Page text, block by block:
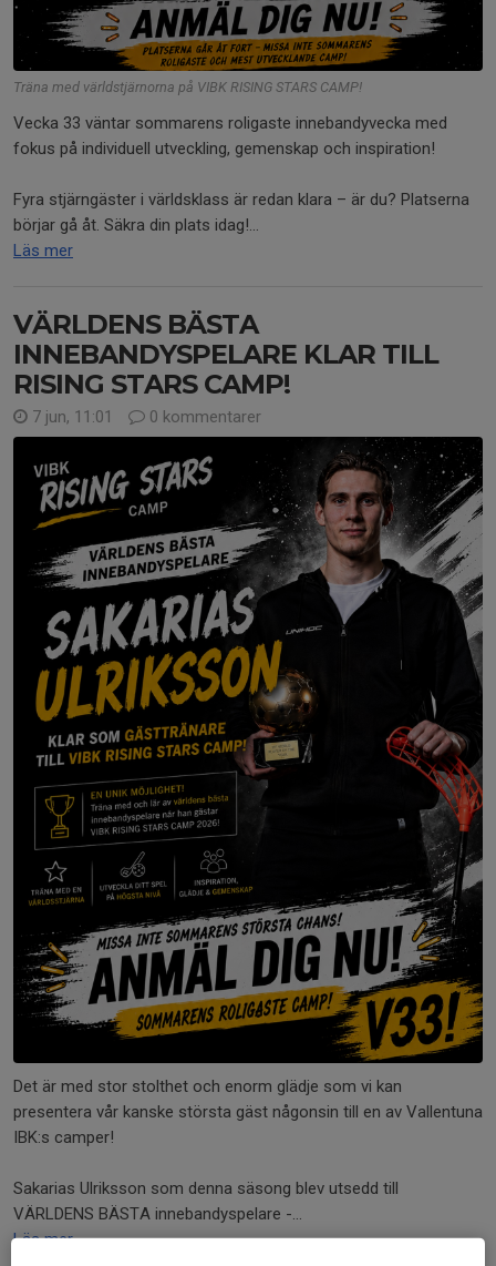
Träna med världstjärnorna på VIBK RISING STARS CAMP!
Vecka 33 väntar sommarens roligaste innebandyvecka med
fokus på individuell utveckling, gemenskap och inspiration!
Fyra stjärngäster i världsklass är redan klara – är du? Platserna
börjar gå åt. Säkra din plats idag!...
Läs mer
VÄRLDENS BÄSTA
INNEBANDYSPELARE KLAR TILL
RISING STARS CAMP!
7 jun, 11:01 0 kommentarer
Det är med stor stolthet och enorm glädje som vi kan
presentera vår kanske största gäst någonsin till en av Vallentuna
IBK:s camper!
Sakarias Ulriksson som denna säsong blev utsedd till
VÄRLDENS BÄSTA innebandyspelare -...
Läs mer